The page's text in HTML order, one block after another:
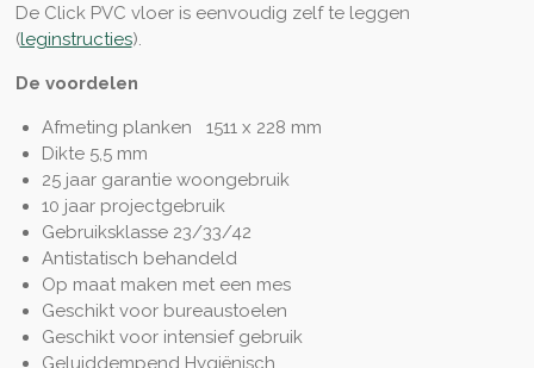
De Click PVC vloer is eenvoudig zelf te leggen
(leginstructies).
De voordelen
Afmeting planken 1511 x 228 mm
Dikte 5,5 mm
25 jaar garantie woongebruik
10 jaar projectgebruik
Gebruiksklasse 23/33/42
Antistatisch behandeld
Op maat maken met een mes
Geschikt voor bureaustoelen
Geschikt voor intensief gebruik